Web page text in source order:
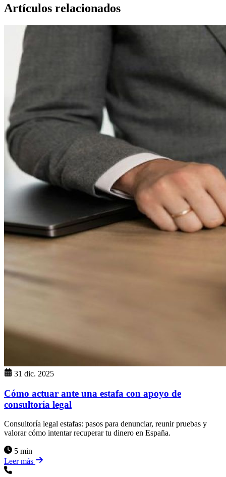
Artículos relacionados
31 dic. 2025
Cómo actuar ante una estafa con apoyo de
consultoría legal
Consultoría legal estafas: pasos para denunciar, reunir pruebas y
valorar cómo intentar recuperar tu dinero en España.
5 min
Leer más